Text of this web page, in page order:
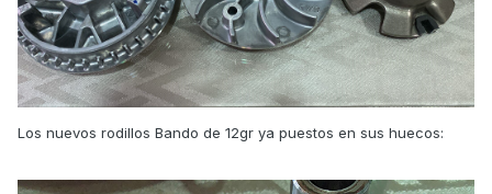
Los nuevos rodillos Bando de 12gr ya puestos en sus huecos: